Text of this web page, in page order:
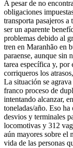
A pesar de no
obligaciones
transporta pasajeros
ser un aparente
problemas debido al
tren en Maranhão en
paraense, aunque sin
tarea específica y, por
corriqueros los
La situación se
franco proceso de
intentando alcanzar,
toneladas/año. Eso
desvios y terminales
locomotivas y 312
aún mayores sobre el
vida de las personas